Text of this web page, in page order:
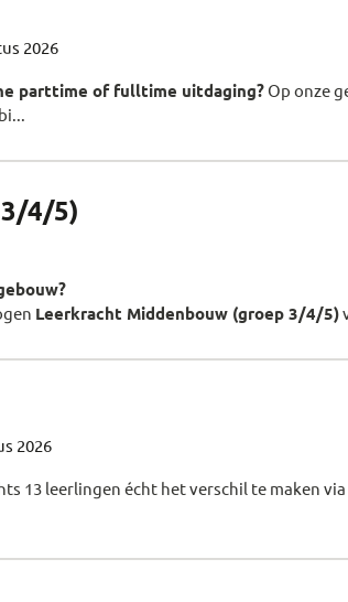
2026
parttime of fulltime uitdaging?Op onze
4/5)
Leerkracht Middenbouw (groep 3/4/5)
2026
13 leerlingen écht het verschil te maken